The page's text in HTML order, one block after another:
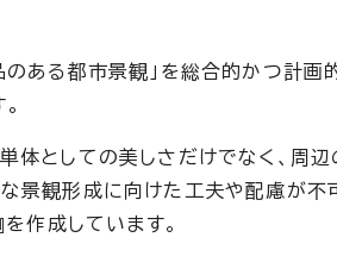
のある都市景観」を総合的かつ計画
体としての美しさだけでなく、周
な景観形成に向けた工夫や配慮が不
を作成しています。